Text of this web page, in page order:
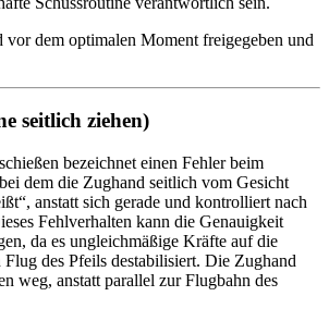
dem optimalen Moment freigegeben und
seitlich ziehen)
bezeichnet einen Fehler beim
dem die Zughand seitlich vom Gesicht
anstatt sich gerade und kontrolliert nach
Fehlverhalten kann die Genauigkeit
da es ungleichmäßige Kräfte auf die
Flug des Pfeils destabilisiert. Die Zughand
weg, anstatt parallel zur Flugbahn des